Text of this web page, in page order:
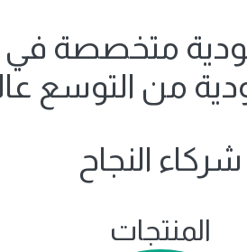
من التوسع
شركاء النجاح
المنتجات